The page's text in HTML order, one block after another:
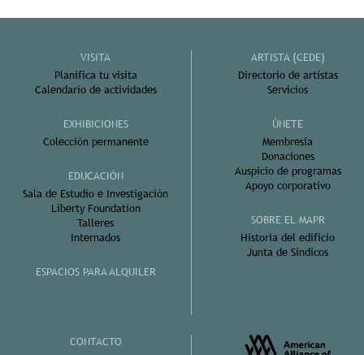
VISITA
Planifica tu visita
Calendario de actividades
EXHIBICIONES
Colección permanente
EDUCACIÓN
Sala de Estudio e Investigación
Liberty Foundation
Talleres
Internados
ESPACIOS PARA ALQUILER
ARTISTA (CEDE)
Directorio de artistas
Servicios
ÚNETE
Membresía
Donaciones
Auspicio de programas
Apoyo corporativo
SOBRE EL MAPR
Historia del edificio
Junta de Síndicos
CONTACTO